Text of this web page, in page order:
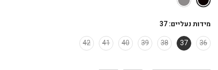
מידות נעליים:37
36
37
38
39
40
41
42